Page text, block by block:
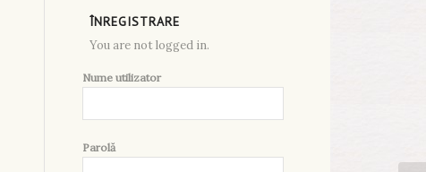
ÎNREGISTRARE
You are not logged in.
Nume utilizator
Parolă